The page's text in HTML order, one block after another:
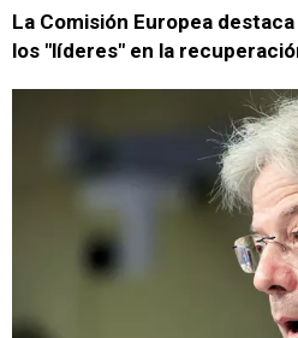
La Comisión Europea
los "líderes" en la